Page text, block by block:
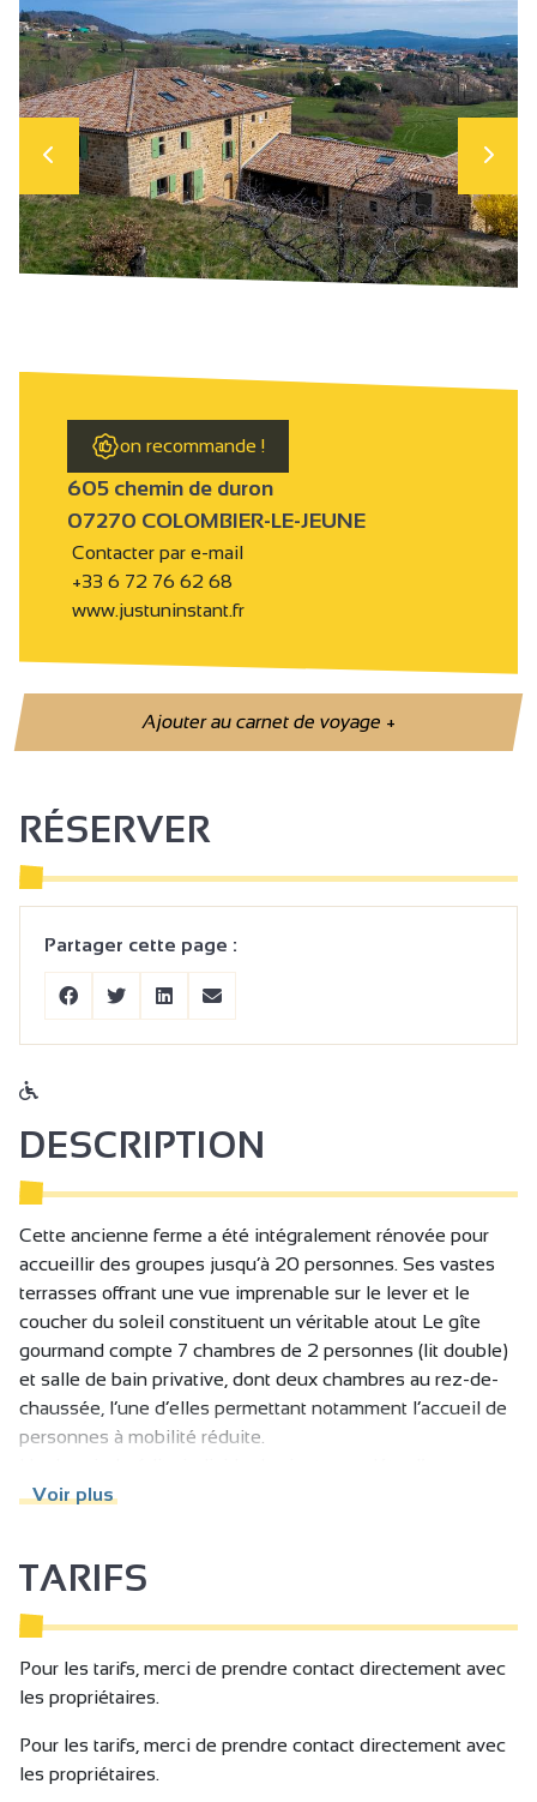
on recommande !
605 chemin de duron
07270 COLOMBIER-LE-JEUNE
Contacter par e-mail
+33 6 72 76 62 68
www.justuninstant.fr
Ajouter au carnet de voyage+
RÉSERVER
Partager cette page :
DESCRIPTION
Cette ancienne ferme a été intégralement rénovée pour
accueillir des groupes jusqu’à 20 personnes. Ses vastes
terrasses offrant une vue imprenable sur le lever et le
coucher du soleil constituent un véritable atout Le gîte
gourmand compte 7 chambres de 2 personnes (lit double)
et salle de bain privative, dont deux chambres au rez-de-
chaussée, l’une d’elles permettant notamment l’accueil de
personnes à mobilité réduite.
nuit.
adaptés pour accueillir des groupes (piano de cuisson,
grands réfrigérateur et congélateur).
Dans le prolongement, se situe un espace salon, composé
d’un coin télé et d’un coin jeux et lecture.
De cette pièce sont accessibles deux terrasses, la
couverte au soleil couchant.
Voir plus
TARIFS
Pour les tarifs, merci de prendre contact directement avec
les propriétaires.
Pour les tarifs, merci de prendre contact directement avec
les propriétaires.